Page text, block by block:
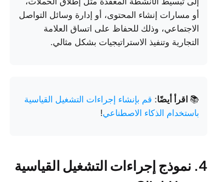
أو مسارات إنشاء المحتوى، أو إدارة وسائل التواصل
الاجتماعي، وذلك للحفاظ على اتساق العلامة
التجارية وتنفيذ الاستراتيجيات بشكل مثالي.
📚 اقرأ أيضًا: قم بإنشاء إجراءات التشغيل القياسية
باستخدام الذكاء الاصطناعي!
4. نموذج إجراءات التشغيل القياسية